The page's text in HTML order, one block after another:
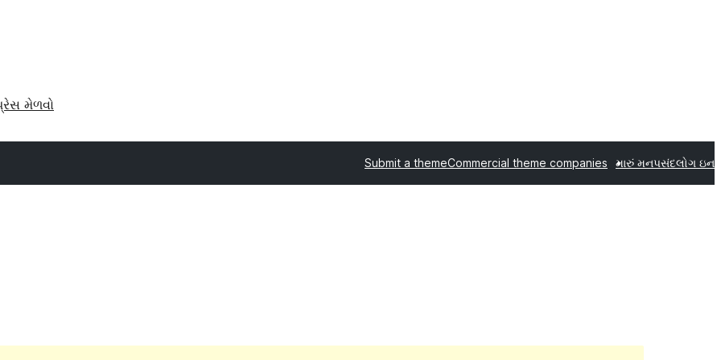
મેળવો
Submit a themeCommercial theme companies મારું મનપસંદલોગ ઇન